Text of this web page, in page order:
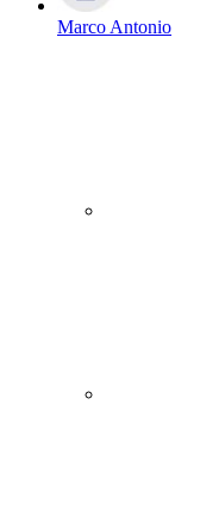
Marco Antonio